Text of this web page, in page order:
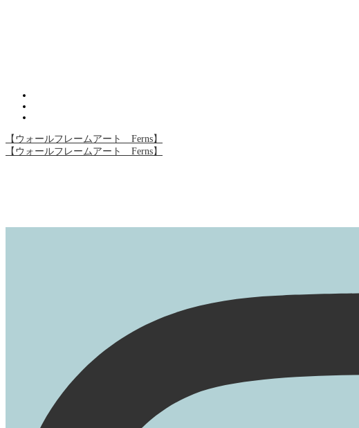
【ウォールフレームアート Ferns】
【ウォールフレームアート Ferns】